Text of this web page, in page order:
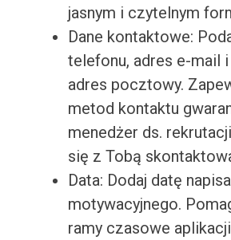
jasnym i czytelnym
Dane kontaktowe:
telefonu, adres e-mail
adres pocztowy.
metod kontaktu
menedżer ds.
się z Tobą
Data: Dodaj datę
motywacyjnego.
ramy czasowe